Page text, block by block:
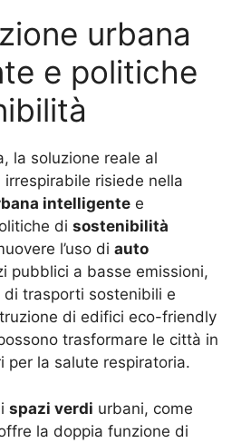
urbana
e politiche
la soluzione reale al
irrespirabile risiede nella
intelligente e
di sostenibilità
l’uso di auto
pubblici a basse emissioni,
trasporti sostenibili e
di edifici eco-friendly
trasformare le città in
per la salute respiratoria.
spazi verdi urbani, come
la doppia funzione di